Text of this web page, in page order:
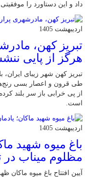
داد و این دستاورد را موفقیتی بی‌سابقه در ۱۵
اردیبهشت 1405
تبریز کهن،
هرگز از پایی
تبریز کهن شهر زیبای ایران،
طی قرون و اعصار بسی
از پی خرابی باز سر بلند
است.
اردیبهشت 1405
باغ میوه شهید
مظلوم میناب در